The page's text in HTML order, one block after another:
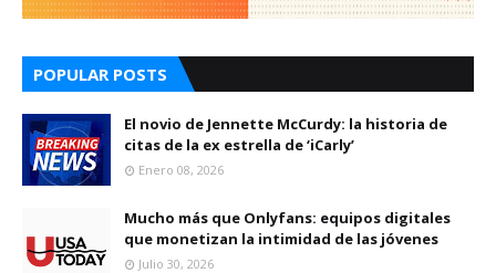
POPULAR POSTS
El novio de Jennette McCurdy: la historia de
citas de la ex estrella de ‘iCarly’
Enero 08, 2026
Mucho más que Onlyfans: equipos digitales
que monetizan la intimidad de las jóvenes
Julio 30, 2026